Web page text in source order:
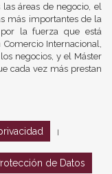
áreas de negocio, el
más importantes de la
la fuerza que está
Internacional,
negocios, y el Máster
cada vez más prestan
de Datos